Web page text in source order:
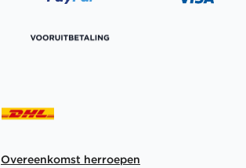
Overeenkomst herroepen